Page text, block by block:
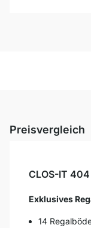
Preisvergleich
CLOS-IT 404
Exklusives
14